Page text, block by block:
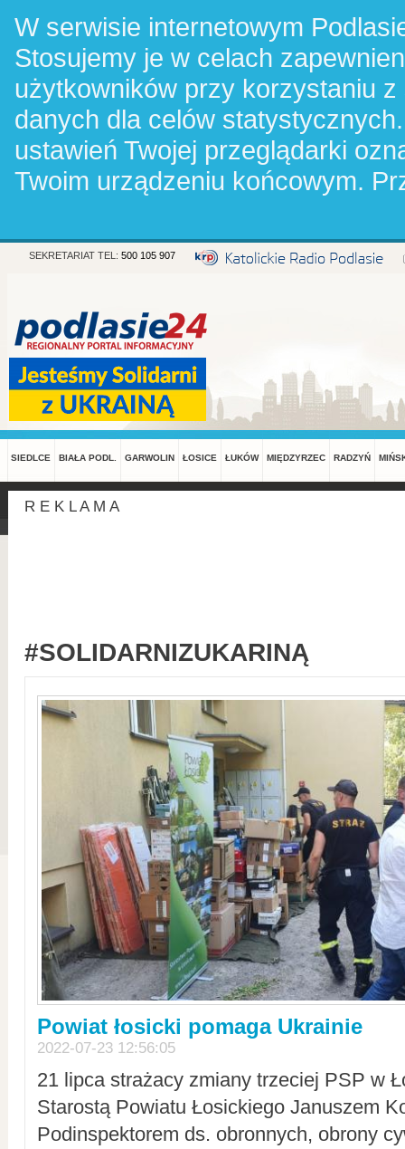
W serwisie internetowym
Stosujemy je w celach
użytkowników przy korzystaniu
danych dla celów
ustawień Twojej przeglądarki
Twoim urządzeniu końcowym.
SEKRETARIAT TEL: 500 105 907
SIEDLCE BIAŁA PODL. GARWOLIN ŁOSICE ŁUKÓW MIĘDZYRZEC RADZYŃ
R E K L A M A
#SOLIDARNIZUKARINĄ
Powiat łosicki pomaga Ukrainie
2022-07-23 12:56:05
21 lipca strażacy zmiany trzeciej PSP w
Starostą Powiatu Łosickiego Januszem
Podinspektorem ds. obronnych, obrony